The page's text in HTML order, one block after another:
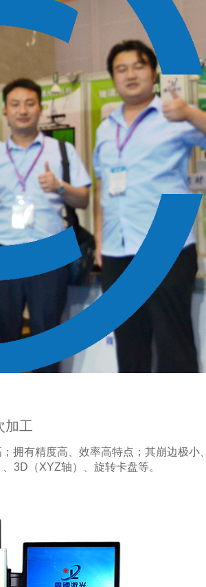
加工
拥有精度高、效率高特点；其崩边极小、
3D（XYZ轴）、旋转卡盘等。